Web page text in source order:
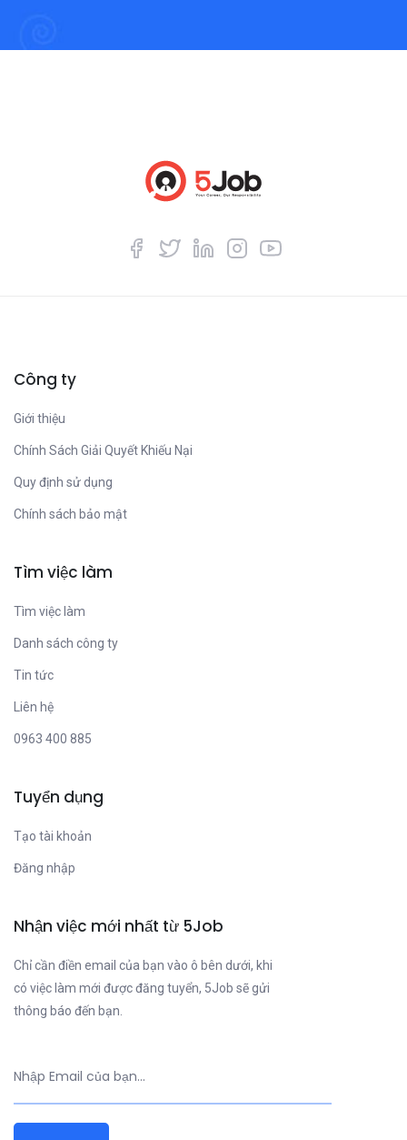
Công ty
Giới thiệu
Chính Sách Giải Quyết Khiếu Nại
Quy định sử dụng
Chính sách bảo mật
Tìm việc làm
Tìm việc làm
Danh sách công ty
Tin tức
Liên hệ
0963 400 885
Tuyển dụng
Tạo tài khoản
Đăng nhập
Nhận việc mới nhất từ 5Job
Chỉ cần điền email của bạn vào ô bên dưới, khi
có việc làm mới được đăng tuyển, 5Job sẽ gửi
thông báo đến bạn.